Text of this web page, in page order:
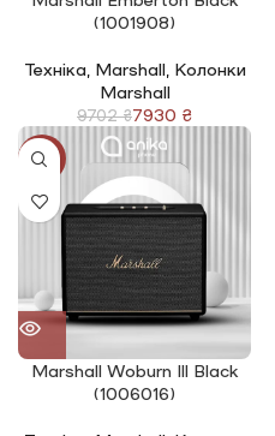
(1001908)
Техніка Marshall Колонки
Marshall
9702₴7930 ₴
-8%
Marshall Woburn Ill Black
(1006016)